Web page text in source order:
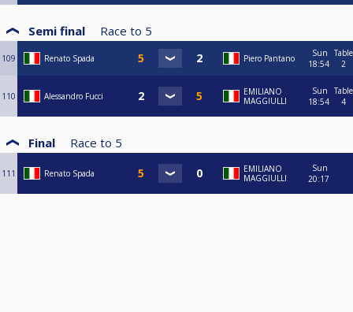
Semi final Race to 5
109 Renato Spada Piero Pantano
Sun
18:54
Table
2
110 Alessandro Fucci
EMILIANO
MAGGIULLI
Sun
18:54
Table
4
Final Race to 5
111 Renato Spada
EMILIANO
MAGGIULLI
Sun
20:17